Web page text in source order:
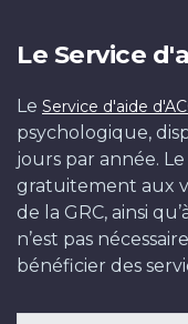
Le Service
Le Service d'aide
psychologique,
jours par année. Le
gratuitement aux
de la GRC, ainsi
n’est pas
bénéficier des